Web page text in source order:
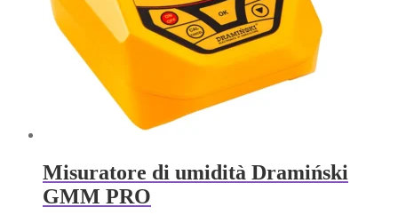
Misuratore di umidità Dramiński
GMM PRO